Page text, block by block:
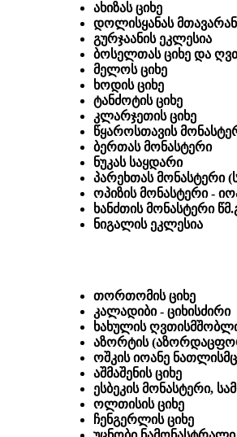
ახიზას ციხე
დოლისყანას
გურჯაანის ეკლესია
ბოსელთას ციხე და
მელოს ციხე
ხოდის ციხე
ტანძოტის ციხე
კლარჯეთის ციხე
წყაროსთავის
ბერთას მონასტერი
ნუკას საყდარი
პარეხთას მონასტერი
ოპიზის მონასტერი -
ხანძთის მონასტერი
ნიგალის ეკლესია
თორთომის ციხე
კალადიბი - ციხისძირი
ხახულის
აზორტის
ოშკის იოანე
აშმაშენის ციხე
ესბეკის მონასტერი,
ოლთისის ციხე
ჩენგერლის ციხე